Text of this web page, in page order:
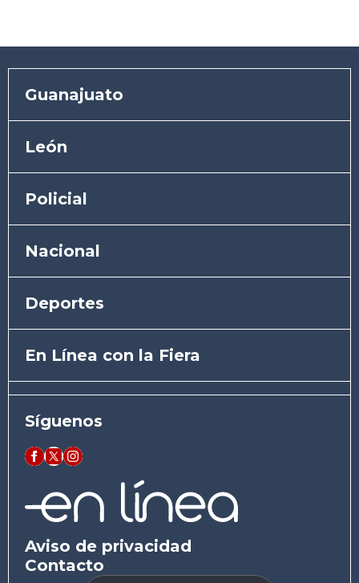
Guanajuato
León
Policial
Nacional
Deportes
En Línea con la Fiera
Síguenos
Aviso de privacidad
Contacto